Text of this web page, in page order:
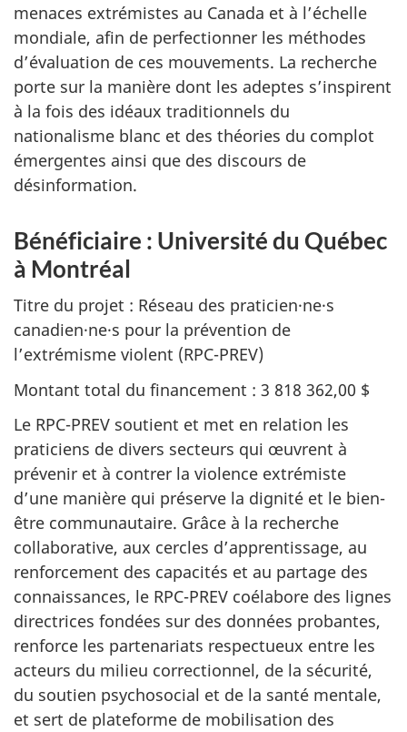
menaces extrémistes au Canada et à l’échelle
mondiale, afin de perfectionner les méthodes
d’évaluation de ces mouvements. La recherche
porte sur la manière dont les adeptes s’inspirent
à la fois des idéaux traditionnels du
nationalisme blanc et des théories du complot
émergentes ainsi que des discours de
désinformation.
Bénéficiaire : Université du Québec
à Montréal
Titre du projet : Réseau des praticien·ne·s
canadien·ne·s pour la prévention de
l’extrémisme violent (RPC-PREV)
Montant total du financement : 3 818 362,00 $
Le RPC-PREV soutient et met en relation les
praticiens de divers secteurs qui œuvrent à
prévenir et à contrer la violence extrémiste
d’une manière qui préserve la dignité et le bien-
être communautaire. Grâce à la recherche
collaborative, aux cercles d’apprentissage, au
renforcement des capacités et au partage des
connaissances, le RPC-PREV coélabore des lignes
directrices fondées sur des données probantes,
renforce les partenariats respectueux entre les
acteurs du milieu correctionnel, de la sécurité,
du soutien psychosocial et de la santé mentale,
et sert de plateforme de mobilisation des